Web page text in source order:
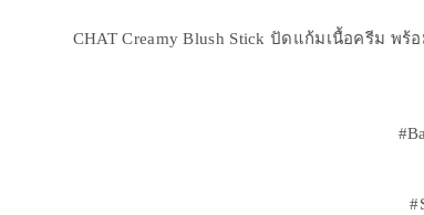
CHAT Creamy Blush Stick ปัดแก้มเนื้อครีม